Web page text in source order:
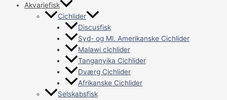
Akvariefisk
Cichlider
Discusfisk
Syd- og Ml. Amerikanske Cichlider
Malawi cichlider
Tanganyika Cichlider
Dværg Cichlider
Afrikanske Cichlider
Selskabsfisk